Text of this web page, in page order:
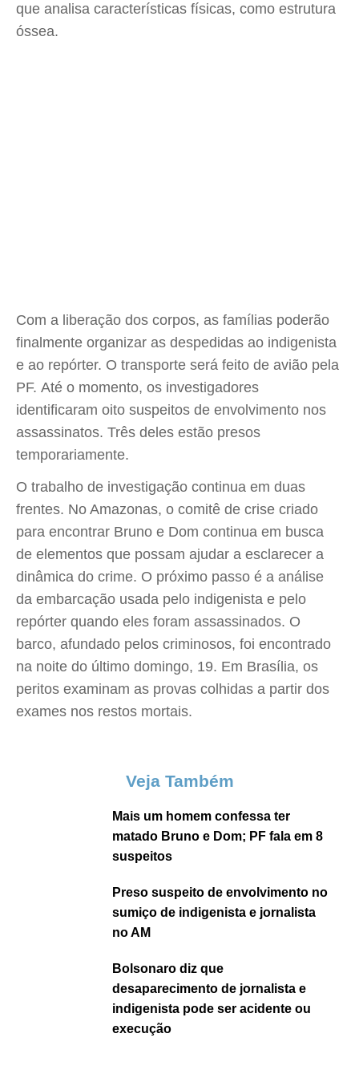
que analisa características físicas, como estrutura
óssea.
Com a liberação dos corpos, as famílias poderão
finalmente organizar as despedidas ao indigenista
e ao repórter. O transporte será feito de avião pela
PF. Até o momento, os investigadores
identificaram oito suspeitos de envolvimento nos
assassinatos. Três deles estão presos
temporariamente.
O trabalho de investigação continua em duas
frentes. No Amazonas, o comitê de crise criado
para encontrar Bruno e Dom continua em busca
de elementos que possam ajudar a esclarecer a
dinâmica do crime. O próximo passo é a análise
da embarcação usada pelo indigenista e pelo
repórter quando eles foram assassinados. O
barco, afundado pelos criminosos, foi encontrado
na noite do último domingo, 19. Em Brasília, os
peritos examinam as provas colhidas a partir dos
exames nos restos mortais.
Veja Também
Mais um homem confessa ter
matado Bruno e Dom; PF fala em 8
suspeitos
Preso suspeito de envolvimento no
sumiço de indigenista e jornalista
no AM
Bolsonaro diz que
desaparecimento de jornalista e
indigenista pode ser acidente ou
execução